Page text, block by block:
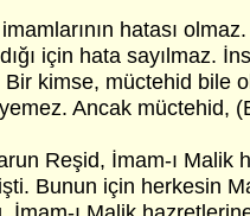
hatası
için hata sayılmaz.
Bir kimse, müctehid bile
Ancak müctehid,
Reşid, İmam-ı Malik
Bunun için herkesin